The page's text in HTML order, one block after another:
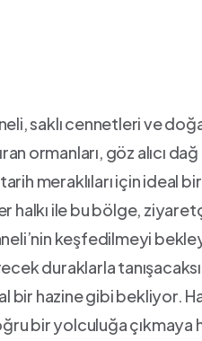
saklı‌ cennetleri​ ve
⁣ormanları, göz alıcı dağ
meraklıları için ideal bir
halkı ile bu ​bölge,
keşfedilmeyi
duraklarla
hazine gibi‌ bekliyor.
bir⁤ yolculuğa çıkmaya